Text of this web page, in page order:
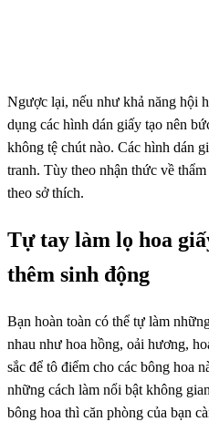
Ngược lại, nếu như khả năng hội
dụng các hình dán giấy tạo nên
không tệ chút nào. Các hình dán
tranh. Tùy theo nhận thức về
theo sở thích.
Tự tay làm lọ hoa
thêm sinh động
Bạn hoàn toàn có thể tự làm
nhau như hoa hồng, oải hương,
sắc để tô điểm cho các bông hoa
những cách làm nổi bật không
bông hoa thì căn phòng của bạn